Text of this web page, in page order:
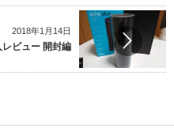
2018年1月14日
ビュー 開封編